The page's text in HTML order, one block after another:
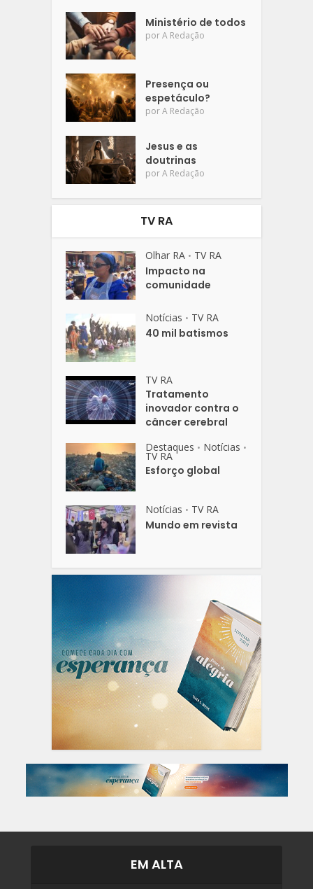
Ministério de todos
porA Redação
Presença ou
espetáculo?
porA Redação
Jesus e as
doutrinas
porA Redação
TV RA
Olhar RA • TV RA
Impacto na
comunidade
Notícias • TV RA
40 mil batismos
TV RA
Tratamento
inovador contra o
câncer cerebral
Destaques • Notícias •
TV RA
Esforço global
Notícias • TV RA
Mundo em revista
EM ALTA